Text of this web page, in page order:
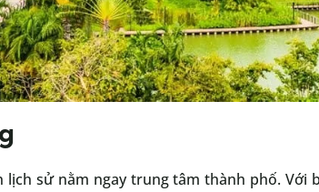
lịch sử nằm ngay trung tâm thành phố. Với